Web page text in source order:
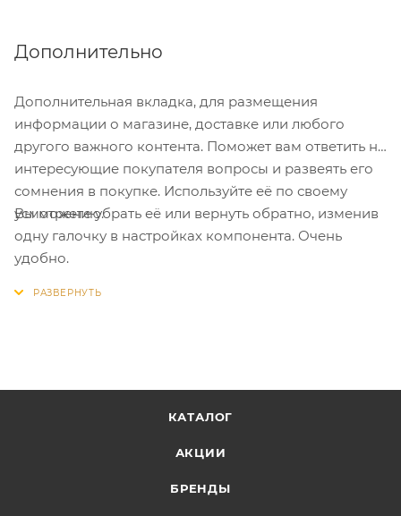
Дополнительно
Дополнительная вкладка, для размещения
информации о магазине, доставке или любого
другого важного контента. Поможет вам ответить на
интересующие покупателя вопросы и развеять его
сомнения в покупке. Используйте её по своему
усмотрению.
Вы можете убрать её или вернуть обратно, изменив
одну галочку в настройках компонента. Очень
удобно.
КАТАЛОГ
АКЦИИ
БРЕНДЫ